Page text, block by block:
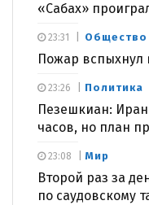
«Сабах»
Общество
Пожар вспыхнул
23:31
Политика
Пезешкиан: Иран
часов, но план
23:26
Мир
Второй раз за
по саудовскому
23:08